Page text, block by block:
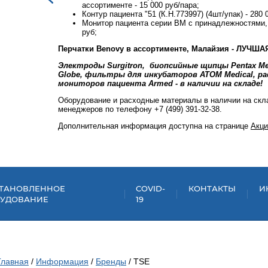
ассортименте - 15 000 руб/пара;
Контур пациента "51 (К.Н.773997) (4шт/упак) - 280
Монитор пациента серии BM с
руб;
Перчатки Benovy в ассортименте, Малайзия -
Электроды Surgitron, биопсийные щипцы Pentax
Globe, фильтры для инкубаторов ATOM Medical,
мониторов пациента Armed - в наличии на складе!
Оборудование и расходные материалы в наличии на
менеджеров по телефону +7 (499) 391-32-38.
Дополнительная информация доступна на странице
COVID-
19
КОНТАКТЫ
/ Информация / Бренды / TSE